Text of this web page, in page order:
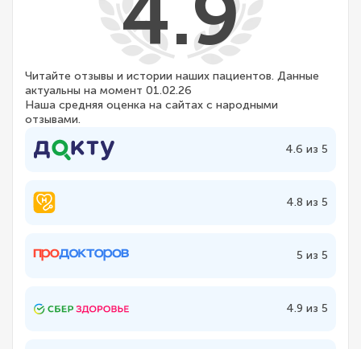
Читайте отзывы и истории наших пациентов. Данные
актуальны на момент 01.02.26
Наша средняя оценка на сайтах с народными
отзывами.
4.6 из 5
4.8 из 5
5 из 5
4.9 из 5